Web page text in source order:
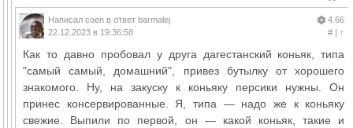
Написал coen в ответ barmalej
22.12.2023 в 19:36:58
4.66
#| ↑
Как то давно пробовал у друга дагестанский коньяк, типа
"самый самый, домашний", привез бутылку от хорошего
знакомого. Ну, на закуску к коньяку персики нужны. Он
принес консервированные. Я, типа — надо же к коньяку
свежие. Выпили по первой, он — какой коньяк, такие и